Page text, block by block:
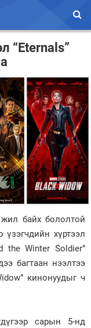
“Eternals”
байх бололтой
хүртээл
the Winter Soldier”
багтаан нээлтээ
кинонуудыг ч
сарын 5-нд